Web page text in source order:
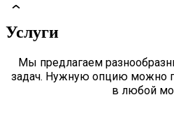
Услуги
Мы предлагаем
задач. Нужную опцию можно
в любой